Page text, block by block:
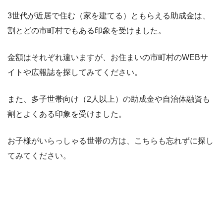
3世代が近居で住む（家を建てる）ともらえる助成金は、
割とどの市町村でもある印象を受けました。
金額はそれぞれ違いますが、お住まいの市町村のWEBサ
イトや広報誌を探してみてください。
また、多子世帯向け（2人以上）の助成金や自治体融資も
割とよくある印象を受けました。
お子様がいらっしゃる世帯の方は、こちらも忘れずに探し
てみてください。